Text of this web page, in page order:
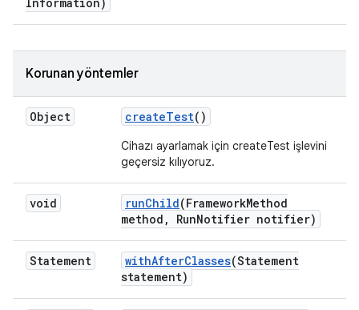
Korunan yöntemler
Object createTest()
Cihazı ayarlamak için createTest işlevini
geçersiz kılıyoruz.
void runChild(FrameworkMethod
method , RunNotifier notifier)
Statement withAfterClasses(Statement
statement)